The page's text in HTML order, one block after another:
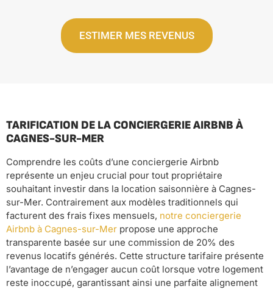
ESTIMER MES REVENUS
TARIFICATION DE LA CONCIERGERIE AIRBNB À
CAGNES-SUR-MER
Comprendre les coûts d’une conciergerie Airbnb
représente un enjeu crucial pour tout propriétaire
souhaitant investir dans la location saisonnière à Cagnes-
sur-Mer. Contrairement aux modèles traditionnels qui
facturent des frais fixes mensuels, notre conciergerie
Airbnb à Cagnes-sur-Mer propose une approche
transparente basée sur une commission de 20% des
revenus locatifs générés. Cette structure tarifaire présente
l’avantage de n’engager aucun coût lorsque votre logement
reste inoccupé, garantissant ainsi une parfaite alignement